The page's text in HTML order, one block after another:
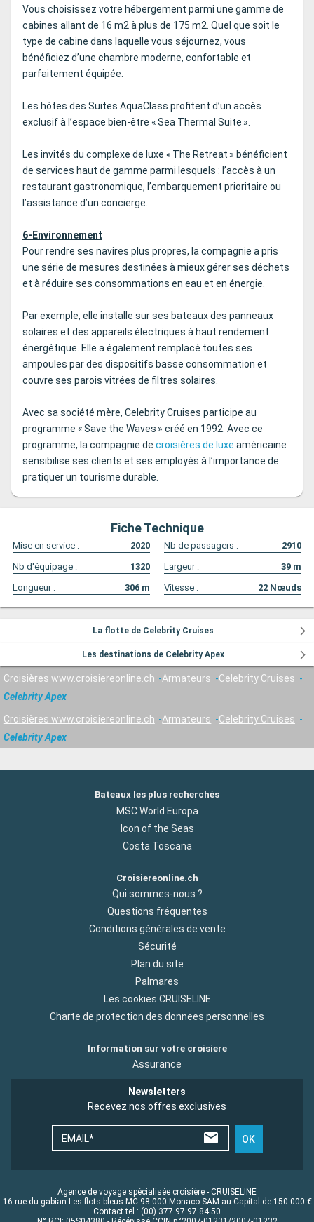
Vous choisissez votre hébergement parmi une gamme de
cabines allant de 16 m2 à plus de 175 m2. Quel que soit le
type de cabine dans laquelle vous séjournez, vous
bénéficiez d’une chambre moderne, confortable et
parfaitement équipée.
Les hôtes des Suites AquaClass profitent d’un accès
exclusif à l’espace bien-être « Sea Thermal Suite ».
Les invités du complexe de luxe « The Retreat » bénéficient
de services haut de gamme parmi lesquels : l’accès à un
restaurant gastronomique, l’embarquement prioritaire ou
l’assistance d’un concierge.
6-Environnement
Pour rendre ses navires plus propres, la compagnie a pris
une série de mesures destinées à mieux gérer ses déchets
et à réduire ses consommations en eau et en énergie.
Par exemple, elle installe sur ses bateaux des panneaux
solaires et des appareils électriques à haut rendement
énergétique. Elle a également remplacé toutes ses
ampoules par des dispositifs basse consommation et
couvre ses parois vitrées de filtres solaires.
Avec sa société mère, Celebrity Cruises participe au
programme « Save the Waves » créé en 1992. Avec ce
programme, la compagnie de croisières de luxe américaine
sensibilise ses clients et ses employés à l’importance de
pratiquer un tourisme durable.
Fiche Technique
Mise en service : 2020 Nb de passagers :
2910
Nb d'équipage :
1320 Largeur : 39 m
Longueur :
306 m Vitesse : 22 Nœuds
La flotte de Celebrity Cruises
Les destinations de Celebrity Apex
Croisières www.croisiereonline.ch Armateurs
Celebrity Cruises
Celebrity Apex
Croisières www.croisiereonline.ch Armateurs
Celebrity Cruises
Celebrity Apex
Bateaux les plus recherchés
MSC World Europa
Icon of the Seas
Costa Toscana
Croisiereonline.ch
Qui sommes-nous ?
Questions fréquentes
Conditions générales de vente
Sécurité
Plan du site
Palmares
Les cookies CRUISELINE
Charte de protection des donnees personnelles
Information sur votre croisiere
Assurance
Newsletters
Recevez nos offres exclusives
EMAIL* OK
Agence de voyage spécialisée croisière - CRUISELINE
16 rue du gabian Les flots bleus MC 98 000 Monaco SAM au Capital de 150 000 €
Contact tel : (00) 377 97 97 84 50